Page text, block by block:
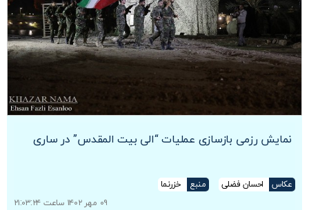
نمایش رزمی بازسازی عملیات “الی بیت المقدس” در ساری
عکاس احسان فضلی منبع
خزرنما
۰۹ مهر ۱۴۰۲ ساعت ۲۱:۰۳:۲۴